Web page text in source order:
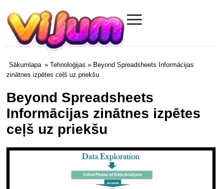
Vijum.com
≡
Sākumlapa » Tehnoloģijas » Beyond Spreadsheets Informācijas
zinātnes izpētes ceļš uz priekšu
Beyond Spreadsheets
Informācijas zinātnes izpētes
ceļš uz priekšu